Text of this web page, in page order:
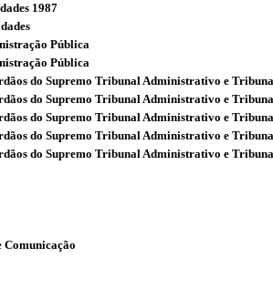
1987
Pública
Pública
do Supremo Tribunal Administrativo e
do Supremo Tribunal Administrativo e
do Supremo Tribunal Administrativo e
do Supremo Tribunal Administrativo e
do Supremo Tribunal Administrativo e
Comunicação